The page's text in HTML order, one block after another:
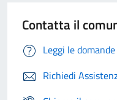
Contatta il
Leggi le
Richiedi